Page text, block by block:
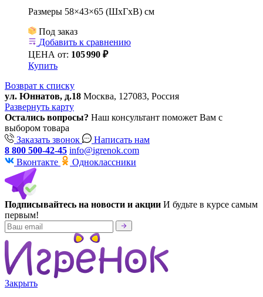
Размеры 58×43×65 (ШхГхВ) см
Под заказ
Добавить к сравнению
ЦЕНА от: 105990 ₽
Купить
Возврат к списку
ул. Юннатов, д.18 Москва, 127083, Россия
Развернуть карту
Остались вопросы? Наш консультант поможет Вам с
выбором товара
Заказать звонок
Написать нам
8 800 500-42-45 info@igrenok.com
Вконтакте
Одноклассники
Подписывайтесь на новости и акции И будьте в курсе самым
первым!
Закрыть